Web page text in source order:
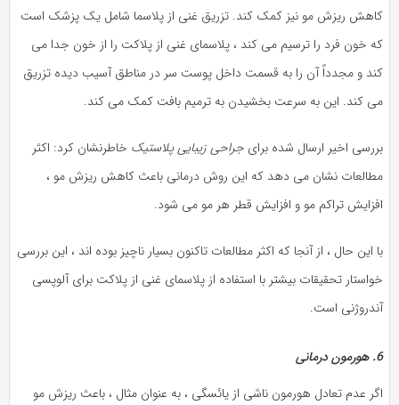
کاهش ریزش مو نیز کمک کند. تزریق غنی از پلاسما شامل یک پزشک است
که خون فرد را ترسیم می کند ، پلاسمای غنی از پلاکت را از خون جدا می
کند و مجدداً آن را به قسمت داخل پوست سر در مناطق آسیب دیده تزریق
می کند. این به سرعت بخشیدن به ترمیم بافت کمک می کند.
بررسی اخیر ارسال شده برای جراحی زیبایی پلاستیک خاطرنشان کرد: اکثر
مطالعات نشان می دهد که این روش درمانی باعث کاهش ریزش مو ،
افزایش تراکم مو و افزایش قطر هر مو می شود.
با این حال ، از آنجا که اکثر مطالعات تاکنون بسیار ناچیز بوده اند ، این بررسی
خواستار تحقیقات بیشتر با استفاده از پلاسمای غنی از پلاکت برای آلوپسی
آندروژنی است.
6. هورمون درمانی
اگر عدم تعادل هورمون ناشی از یائسگی ، به عنوان مثال ، باعث ریزش مو